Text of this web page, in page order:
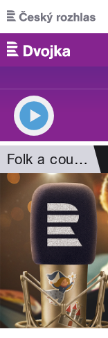
Přejít k hlavnímu
Folk a country